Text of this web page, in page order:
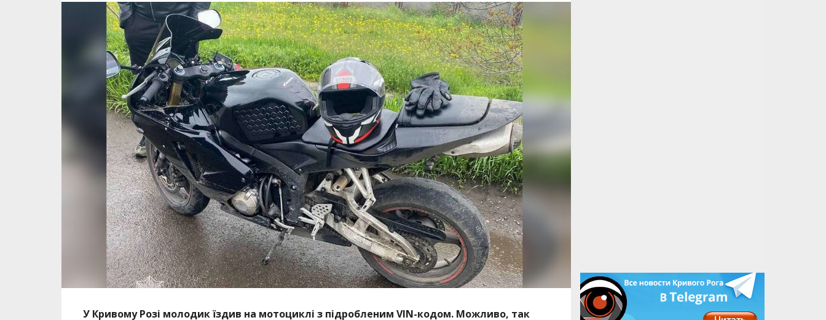
У Кривому Розі молодик їздив на мотоциклі з підробленим VIN-кодом. Можливо, так